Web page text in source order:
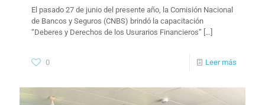
El pasado 27 de junio del presente año, la Comisión Nacional
de Bancos y Seguros (CNBS) brindó la capacitación
“Deberes y Derechos de los Usurarios Financieros” […]
0 Leer más